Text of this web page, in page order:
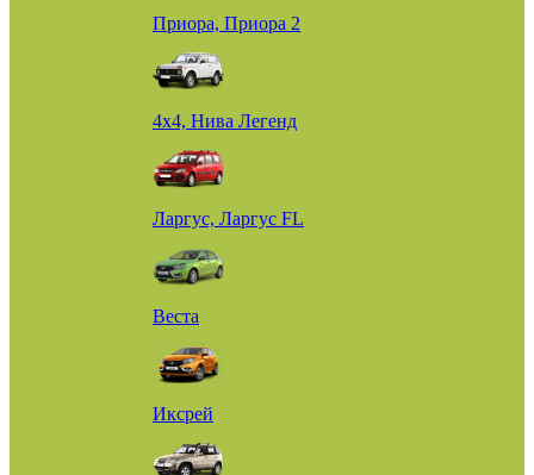
Приора, Приора 2
4х4, Нива Легенд
Ларгус, Ларгус FL
Веста
Иксрей